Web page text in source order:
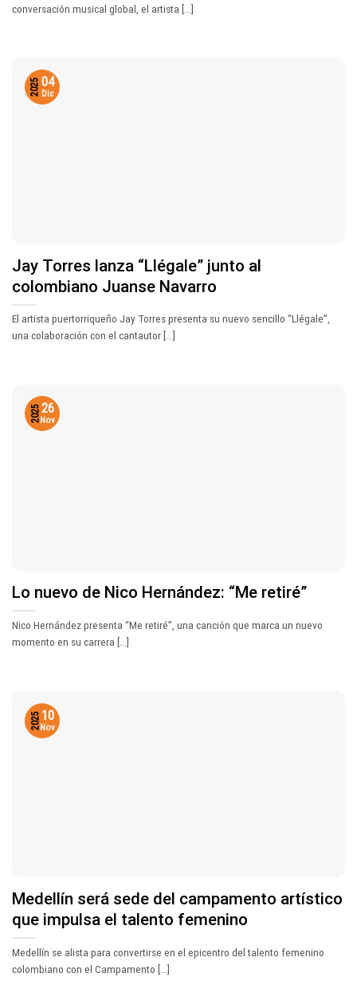
conversación musical global, el artista [...]
Jay Torres lanza “Llégale” junto al
colombiano Juanse Navarro
El artista puertorriqueño Jay Torres presenta su nuevo sencillo “Llégale”,
una colaboración con el cantautor [...]
04
Dic
2025
Lo nuevo de Nico Hernández: “Me retiré”
Nico Hernández presenta “Me retiré”, una canción que marca un nuevo
momento en su carrera [...]
26
Nov
2025
Medellín será sede del campamento artístico
que impulsa el talento femenino
Medellín se alista para convertirse en el epicentro del talento femenino
colombiano con el Campamento [...]
10
Nov
2025